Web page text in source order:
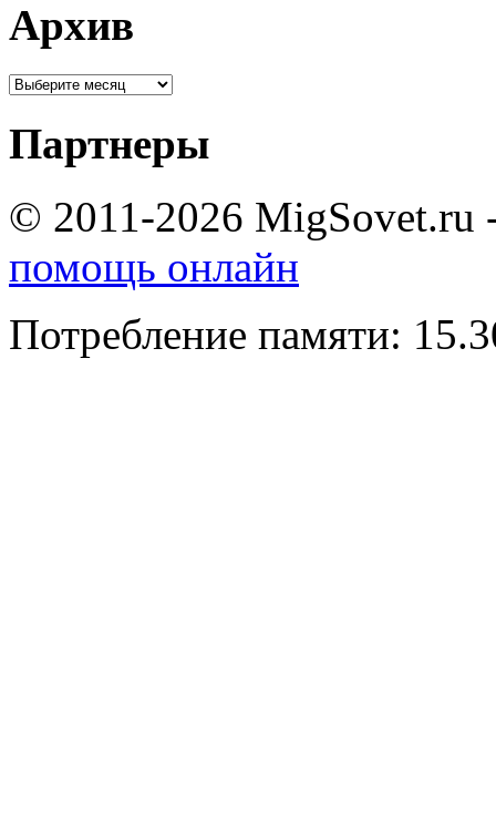
Архив
Партнеры
© 2011-2026 MigSovet.ru
помощь онлайн
Потребление памяти: